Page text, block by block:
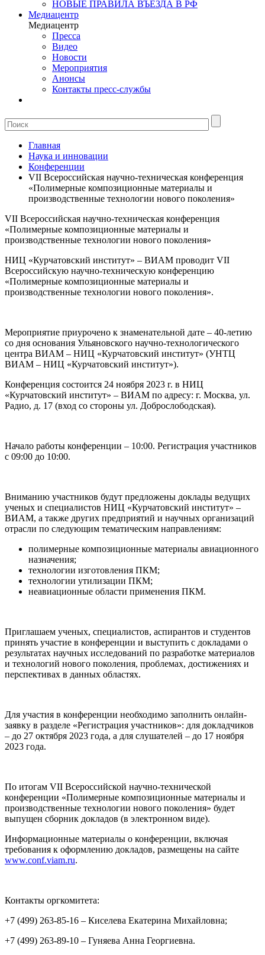
НОВЫЕ ПРАВИЛА ВЪЕЗДА В РФ
Медиацентр
Медиацентр
Пресса
Видео
Новости
Мероприятия
Анонсы
Контакты пресс-службы
Главная
Наука и инновации
Конференции
VII Всероссийская научно-техническая конференция
«Полимерные композиционные материалы и
производственные технологии нового поколения»
VII Всероссийская научно-техническая конференция
«Полимерные композиционные материалы и
производственные технологии нового поколения»
НИЦ «Курчатовский институт» – ВИАМ проводит VII
Всероссийскую научно-техническую конференцию
«Полимерные композиционные материалы и
производственные технологии нового поколения».
Мероприятие приурочено к знаменательной дате – 40-летию
со дня основания Ульяновского научно-технологического
центра ВИАМ – НИЦ «Курчатовский институт» (УНТЦ
ВИАМ – НИЦ «Курчатовский институт»).
Конференция состоится 24 ноября 2023 г. в НИЦ
«Курчатовский институт» – ВИАМ по адресу: г. Москва, ул.
Радио, д. 17 (вход со стороны ул. Доброслободская).
Начало работы конференции – 10:00. Регистрация участников
с 09:00 до 10:00.
Вниманию участников будут предложены доклады ведущих
ученых и специалистов НИЦ «Курчатовский институт» –
ВИАМ, а также других предприятий и научных организаций
отрасли по следующим тематическим направлениям:
полимерные композиционные материалы авиационного
назначения;
технологии изготовления ПКМ;
технологии утилизации ПКМ;
неавиационные области применения ПКМ.
Приглашаем ученых, специалистов, аспирантов и студентов
принять участие в конференции и выступить с докладами о
результатах научных исследований по разработке материалов
и технологий нового поколения, проблемах, достижениях и
перспективах в данных областях.
Для участия в конференции необходимо заполнить онлайн-
заявку в разделе «Регистрация участников»: для докладчиков
– до 27 октября 2023 года, а для слушателей – до 17 ноября
2023 года.
По итогам VII Всероссийской научно-технической
конференции «Полимерные композиционные материалы и
производственные технологии нового поколения» будет
выпущен сборник докладов (в электронном виде).
Информационные материалы о конференции, включая
требования к оформлению докладов, размещены на сайте
www.conf.viam.ru.
Контакты оргкомитета:
+7 (499) 263-85-16 – Киселева Екатерина Михайловна;
+7 (499) 263-89-10 – Гуняева Анна Георгиевна.